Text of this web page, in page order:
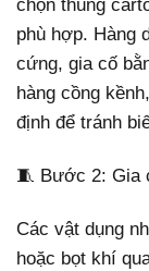
chọn thùng
phù hợp. Hàng
cứng, gia cố
hàng cồng
định để tránh
🧵 Bước 2: Gia
Các vật dụng
hoặc bọt khí